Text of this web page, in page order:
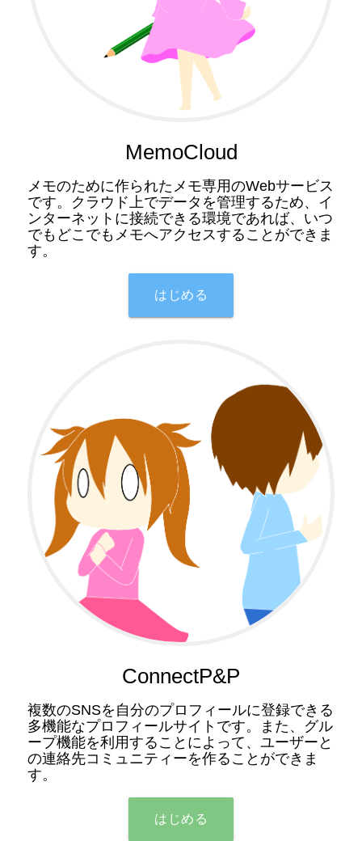
MemoCloud
メモのために作られたメモ専用のWebサービス
です。クラウド上でデータを管理するため、イ
ンターネットに接続できる環境であれば、いつ
でもどこでもメモへアクセスすることができま
す。
はじめる
ConnectP&P
複数のSNSを自分のプロフィールに登録できる
多機能なプロフィールサイトです。また、グル
ープ機能を利用することによって、ユーザーと
の連絡先コミュニティーを作ることができま
す。
はじめる